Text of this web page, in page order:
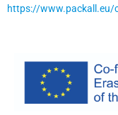
https://www.packall.eu/